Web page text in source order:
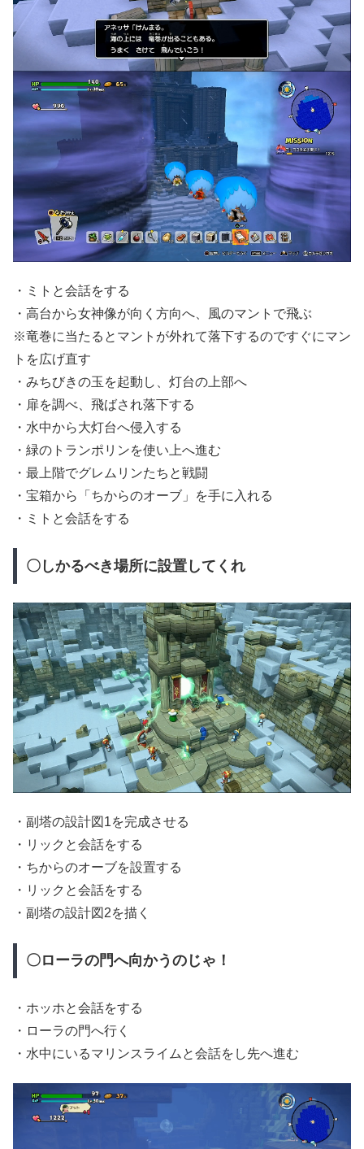
・ミトと会話をする
・高台から女神像が向く方向へ、風のマントで飛ぶ
※竜巻に当たるとマントが外れて落下するのですぐにマン
トを広げ直す
・みちびきの玉を起動し、灯台の上部へ
・扉を調べ、飛ばされ落下する
・水中から大灯台へ侵入する
・緑のトランポリンを使い上へ進む
・最上階でグレムリンたちと戦闘
・宝箱から「ちからのオーブ」を手に入れる
・ミトと会話をする
〇しかるべき場所に設置してくれ
・副塔の設計図1を完成させる
・リックと会話をする
・ちからのオーブを設置する
・リックと会話をする
・副塔の設計図2を描く
〇ローラの門へ向かうのじゃ！
・ホッホと会話をする
・ローラの門へ行く
・水中にいるマリンスライムと会話をし先へ進む